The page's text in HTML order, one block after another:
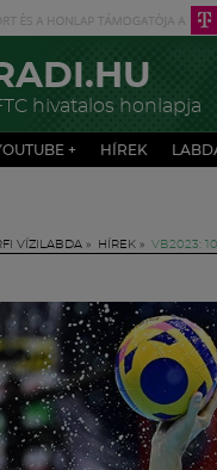
hivatalos honlapja
+ HÍREK
VÍZILABDA » HÍREK » VB2023: